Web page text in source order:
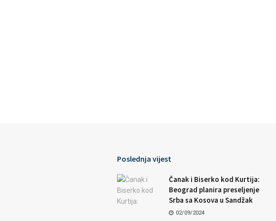
Poslednja vijest
Čanak i Biserko kod Kurtija:
Beograd planira preseljenje
Srba sa Kosova u Sandžak
02/09/2024